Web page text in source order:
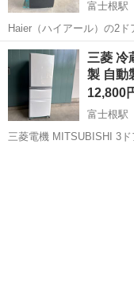
富士根駅
Haier（ハイアール）の2ドア冷凍冷蔵庫
人暮らしや単身用、セカ
【商品詳細】 メーカー：
静岡 富士宮市 富
三菱 冷
製 自動
12,800
富士根駅
三菱電機 MITSUBISHI 3ドア冷凍